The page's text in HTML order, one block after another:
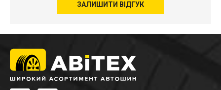
ЗАЛИШИТИ ВІДГУК